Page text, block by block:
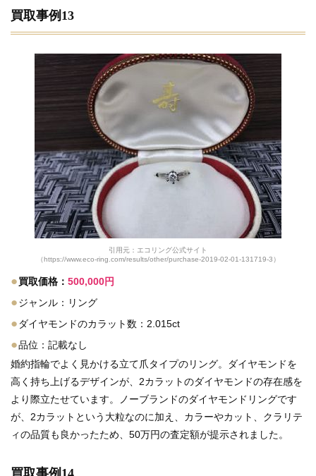
買取事例13
引用元：エコリング公式サイト
（https://www.eco-ring.com/results/other/purchase-2019-02-01-131719-3）
●買取価格： 500,000円
●ジャンル：リング
● ダイヤモンドのカラット数：2.015ct
●品位：記載なし
婚約指輪でよく見かける立て爪タイプのリング。ダイヤモンドを
高く持ち上げるデザインが、2カラットのダイヤモンドの存在感を
より際立たせています。ノーブランドのダイヤモンドリングです
が、2カラットという大粒なのに加え、カラーやカット、クラリテ
ィの品質も良かったため、50万円の査定額が提示されました。